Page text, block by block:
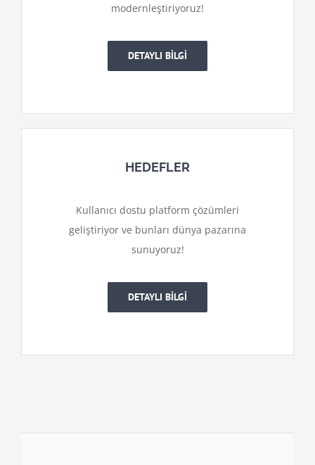
modernleştiriyoruz!
DETAYLI BİLGİ
HEDEFLER
Kullanıcı dostu platform çözümleri
geliştiriyor ve bunları dünya pazarına
sunuyoruz!
DETAYLI BİLGİ